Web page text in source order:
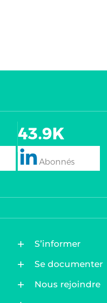
43.9K
Follow
S’informer
Se documenter
Nous rejoindre